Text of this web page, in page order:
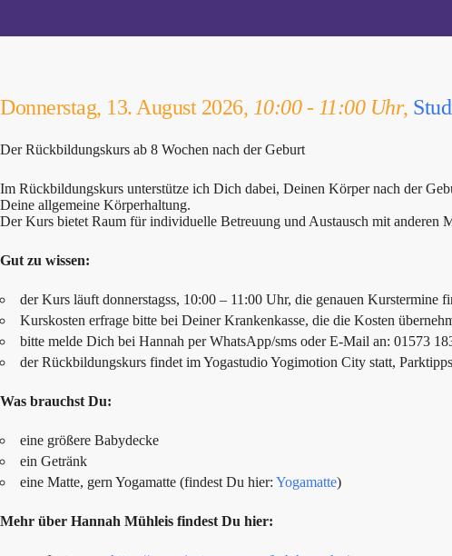
Donnerstag, 13. August 2026, 10:00 - 11:00 Uhr,
Der Rückbildungskurs ab 8 Wochen nach der Geburt
Im Rückbildungskurs unterstütze ich Dich dabei, Deinen Körper nach der
Deine allgemeine Körperhaltung.
Der Kurs bietet Raum für individuelle Betreuung und Austausch mit anderen
Gut zu wissen:
der Kurs läuft donnerstagss, 10:00 – 11:00 Uhr, die genauen Kurstermine
Kurskosten erfrage bitte bei Deiner Krankenkasse, die die Kosten
bitte melde Dich bei Hannah per WhatsApp/sms oder E-Mail an: 01573
der Rückbildungskurs findet im Yogastudio Yogimotion City statt,
Was brauchst Du:
eine größere Babydecke
ein Getränk
eine Matte, gern Yogamatte (findest Du hier: Yogamatte)
Mehr über Hannah Mühleis findest Du hier: